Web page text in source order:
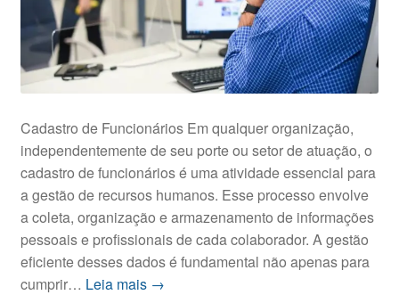
Cadastro de Funcionários Em qualquer organização,
independentemente de seu porte ou setor de atuação, o
cadastro de funcionários é uma atividade essencial para
a gestão de recursos humanos. Esse processo envolve
a coleta, organização e armazenamento de informações
pessoais e profissionais de cada colaborador. A gestão
eficiente desses dados é fundamental não apenas para
cumprir… Leia mais →